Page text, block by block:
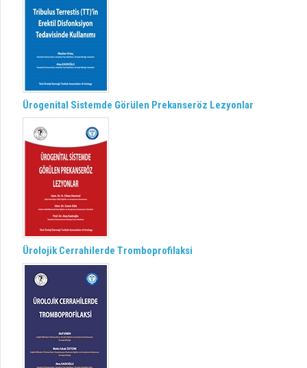
Ürogenital Sistemde Görülen Prekanseröz Lezyonlar
Ürolojik Cerrahilerde Tromboprofilaksi